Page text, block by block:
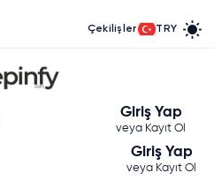
Çekilişler TRY
Giriş Yap
veya Kayıt Ol
Giriş Yap
veya Kayıt Ol